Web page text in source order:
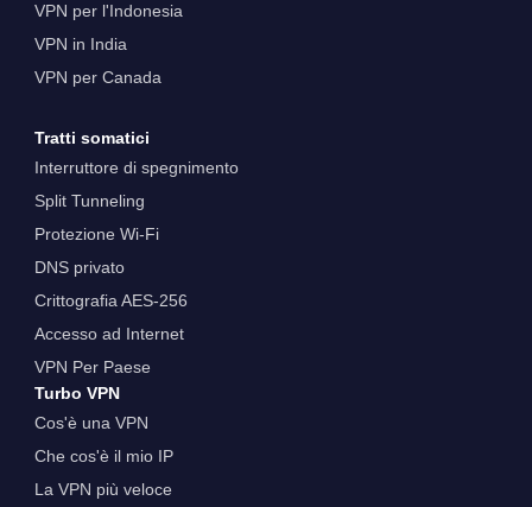
VPN per l'Indonesia
VPN in India
VPN per Canada
Tratti somatici
Interruttore di spegnimento
Split Tunneling
Protezione Wi-Fi
DNS privato
Crittografia AES-256
Accesso ad Internet
VPN Per Paese
Turbo VPN
Cos'è una VPN
Che cos'è il mio IP
La VPN più veloce